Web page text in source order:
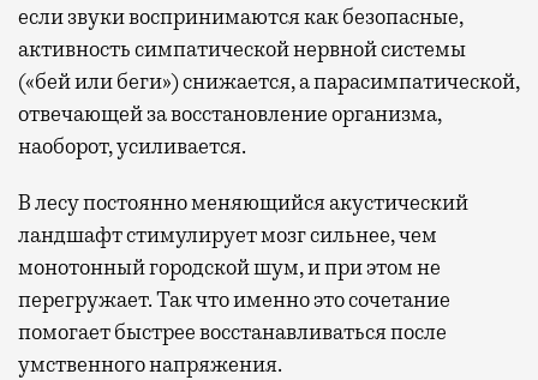
если звуки воспринимаются как безопасные,
активность симпатической нервной системы
(«бей или беги») снижается, а парасимпатической,
отвечающей за восстановление организма,
наоборот, усиливается.
В лесу постоянно меняющийся акустический
ландшафт стимулирует мозг сильнее, чем
монотонный городской шум, и при этом не
перегружает. Так что именно это сочетание
помогает быстрее восстанавливаться после
умственного напряжения.